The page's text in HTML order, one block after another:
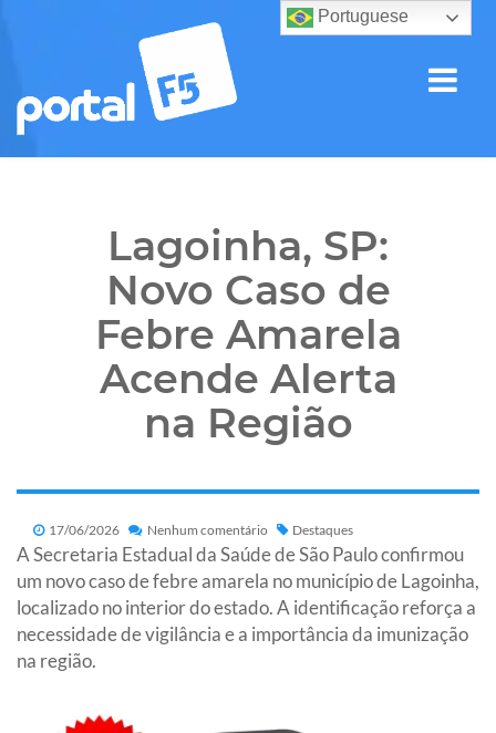
Lagoinha, SP:
Novo Caso de
Febre Amarela
Acende Alerta
na Região
17/06/2026 Nenhum comentário Destaques
A Secretaria Estadual da Saúde de São Paulo confirmou
um novo caso de febre amarela no município de Lagoinha,
localizado no interior do estado. A identificação reforça a
necessidade de vigilância e a importância da imunização
na região.
Portuguese